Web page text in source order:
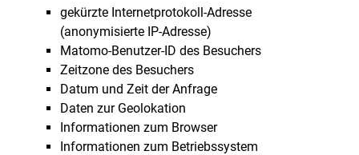
gekürzte Internetprotokoll-Adresse
(anonymisierte IP-Adresse)
Matomo-Benutzer-ID des Besuchers
Zeitzone des Besuchers
Datum und Zeit der Anfrage
Daten zur Geolokation
Informationen zum Browser
Informationen zum Betriebssystem